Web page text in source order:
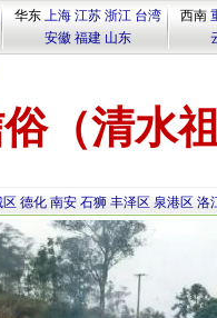
华东 上海 江苏 浙江 台湾
安徽 福建 山东
西南
（清水
区 德化 南安 石狮 丰泽区 泉港区 洛